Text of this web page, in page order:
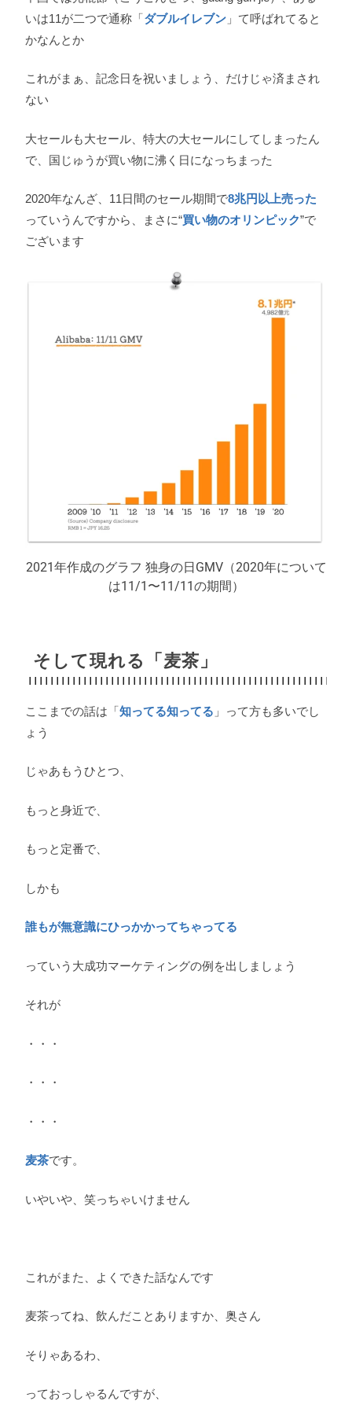
いは11が二つで通称「ダブルイレブン 」て呼ばれてると
かなんとか
これがまぁ、記念日を祝いましょう、だけじゃ済まされ
ない
大セールも大セール、特大の大セールにしてしまったん
で、国じゅうが買い物に沸く日になっちまった
2020年なんざ、11日間のセール期間で8兆円以上売った
っていうんですから、まさに“買い物のオリンピック”で
ございます
2021年作成のグラフ 独身の日GMV（2020年について
は11/1〜11/11の期間）
そして現れる「麦茶」
ここまでの話は「知ってる知ってる 」って方も多いでし
ょう
じゃあもうひとつ、
もっと身近で、
もっと定番で、
しかも
誰もが無意識にひっかかってちゃってる
っていう大成功マーケティングの例を出しましょう
それが
・・・
・・・
・・・
麦茶です。
いやいや、笑っちゃいけません
これがまた、よくできた話なんです
麦茶ってね、飲んだことありますか、奥さん
そりゃあるわ、
っておっしゃるんですが、